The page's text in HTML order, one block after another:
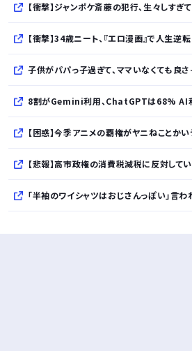
【衝撃】ジャンポケ斎藤の犯行、生々しすぎ
【衝撃】34歳ニート、『エロ漫画』で人生逆転
子供がパパっ子過ぎて、ママいなくても良さ
8割がGemini利用、ChatGPTは68% AI
【困惑】今季アニメの覇権がヤニねことかいう
【悲報】高市政権の消費税減税に反対している9人の
「半袖のワイシャツはおじさんっぽい」言